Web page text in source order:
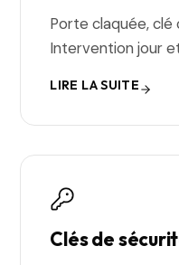
Porte claquée, clé
Intervention jour
LIRE LA SUITE
Clés de